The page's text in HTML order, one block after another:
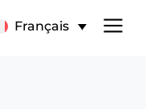
Français